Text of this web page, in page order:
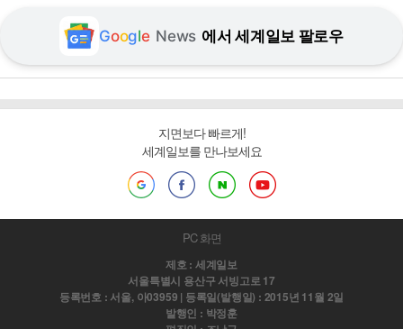
Google News 에서 세계일보 팔로우
지면보다 빠르게!
세계일보를 만나보세요
PC 화면
제호 : 세계일보
서울특별시 용산구 서빙고로 17
등록번호 : 서울, 아03959 | 등록일(발행일) : 2015년 11월 2일
발행인 : 박정훈